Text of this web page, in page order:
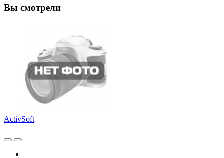
Вы смотрели
ActivSoft